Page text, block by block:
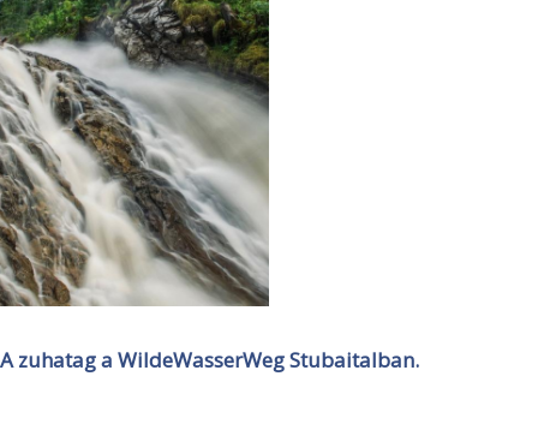
A zuhatag a WildeWasserWeg Stubaitalban.